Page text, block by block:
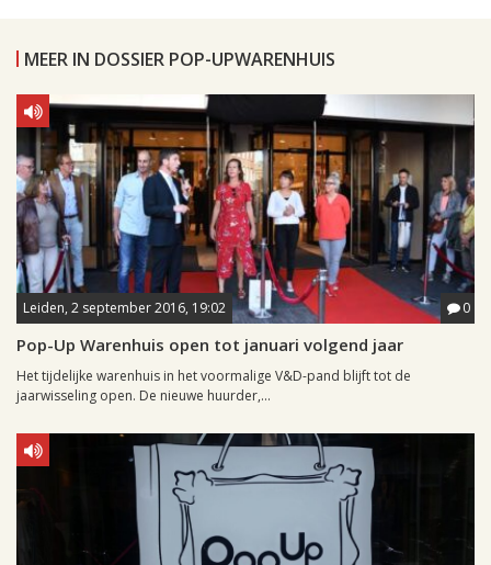
MEER IN DOSSIER POP-UPWARENHUIS
Leiden, 2 september 2016, 19:02 0
Pop-Up Warenhuis open tot januari volgend jaar
Het tijdelijke warenhuis in het voormalige V&D-pand blijft tot de
jaarwisseling open. De nieuwe huurder,...